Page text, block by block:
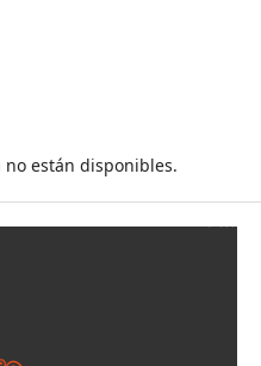
no están disponibles.